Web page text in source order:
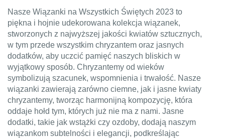
Nasze Wiązanki na Wszystkich Świętych 2023 to
piękna i hojnie udekorowana kolekcja wiązanek,
stworzonych z najwyższej jakości kwiatów sztucznych,
w tym przede wszystkim chryzantem oraz jasnych
dodatków, aby uczcić pamięć naszych bliskich w
wyjątkowy sposób. Chryzantemy od wieków
symbolizują szacunek, wspomnienia i trwałość. Nasze
wiązanki zawierają zarówno ciemne, jak i jasne kwiaty
chryzantemy, tworząc harmonijną kompozycję, która
oddaje hołd tym, których już nie ma z nami. Jasne
dodatki, takie jak wstążki czy ozdoby, dodają naszym
wiązankom subtelności i elegancji, podkreślając